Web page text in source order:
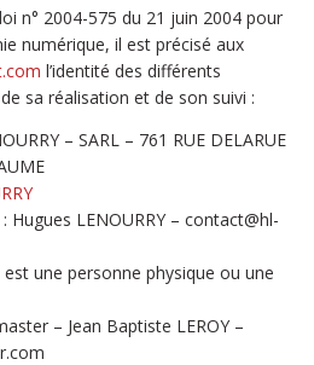
n° 2004-575 du 21 juin 2004 pour
numérique, il est précisé aux
l’identité des différents
sa réalisation et de son suivi :
– SARL – 761 RUE DELARUE
: Hugues LENOURRY – contact@hl-
une personne physique ou une
– Jean Baptiste LEROY –